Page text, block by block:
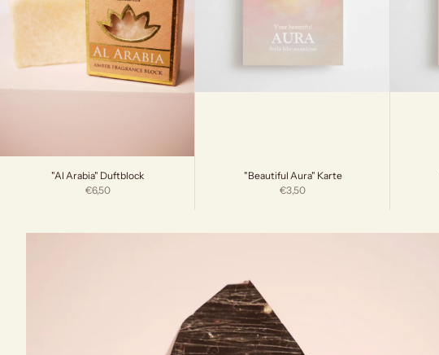
"Al Arabia" Duftblock
Angebot
€6,50
"Beautiful Aura" Karte
Angebot
€3,50